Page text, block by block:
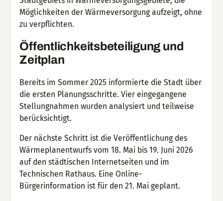
Möglichkeiten der Wärmeversorgung aufzeigt, ohne
zu verpflichten.
Öffentlichkeitsbeteiligung und
Zeitplan
Bereits im Sommer 2025 informierte die Stadt über
die ersten Planungsschritte. Vier eingegangene
Stellungnahmen wurden analysiert und teilweise
berücksichtigt.
Der nächste Schritt ist die Veröffentlichung des
Wärmeplanentwurfs vom 18. Mai bis 19. Juni 2026
auf den städtischen Internetseiten und im
Technischen Rathaus. Eine Online-
Bürgerinformation ist für den 21. Mai geplant.